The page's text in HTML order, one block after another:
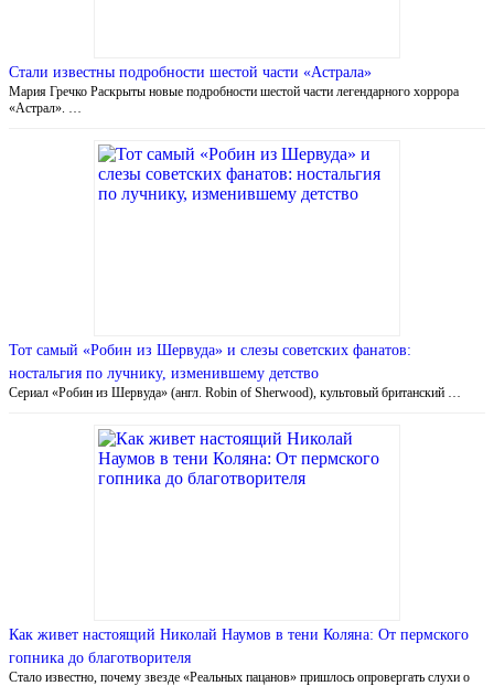
Стали известны подробности шестой части «Астрала»
Мария Гречко Раскрыты новые подробности шестой части легендарного хоррора
«Астрал». …
Тот самый «Робин из Шервуда» и слезы советских фанатов:
ностальгия по лучнику, изменившему детство
Сериал «Робин из Шервуда» (англ. Robin of Sherwood), культовый британский …
Как живет настоящий Николай Наумов в тени Коляна: От пермского
гопника до благотворителя
Стало известно, почему звезде «Реальных пацанов» пришлось опровергать слухи о